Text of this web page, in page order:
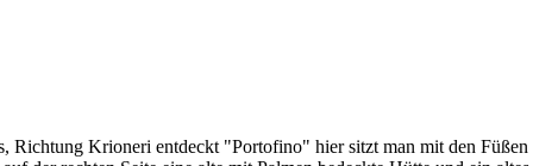
Richtung Krioneri entdeckt "Portofino" hier sitzt man mit den